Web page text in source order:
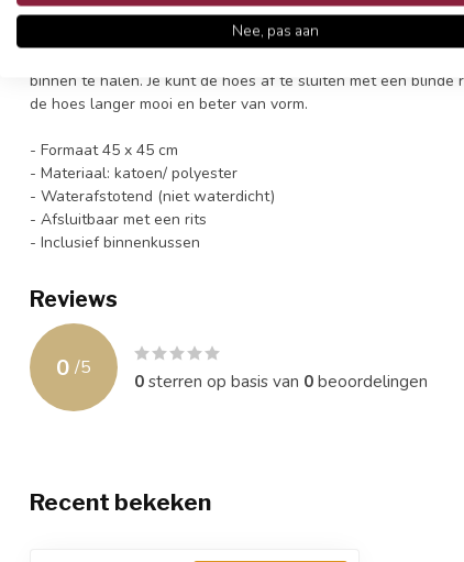
Het materiaal is een mix van katoen/polyester, een soort wit
behandeld om gedurende het hele jaar buiten te worden
tegen invloeden van dauw, transpiratie en lichte regen. Bij
binnen te halen. Je kunt de hoes af te sluiten met een
de hoes langer mooi en beter van vorm.
- Formaat 45 x 45 cm
- Materiaal: katoen/ polyester
- Waterafstotend (niet waterdicht)
- Afsluitbaar met een rits
- Inclusief binnenkussen
Reviews
0 /5
0sterren op basis van 0beoordelingen
Recent bekeken
Nee, pas aan